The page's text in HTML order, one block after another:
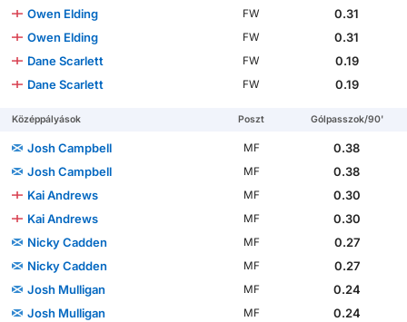
Owen Elding
FW
0.31
Owen Elding
FW
0.31
Dane Scarlett
FW
0.19
Dane Scarlett
FW 0.19
Középpályások Poszt Gólpasszok/90'
Josh Campbell MF
0.38
Josh Campbell
MF
0.38
Kai Andrews
MF
0.30
Kai Andrews
MF
0.30
Nicky Cadden
MF
0.27
Nicky Cadden
MF
0.27
Josh Mulligan
MF
0.24
Josh Mulligan
MF
0.24